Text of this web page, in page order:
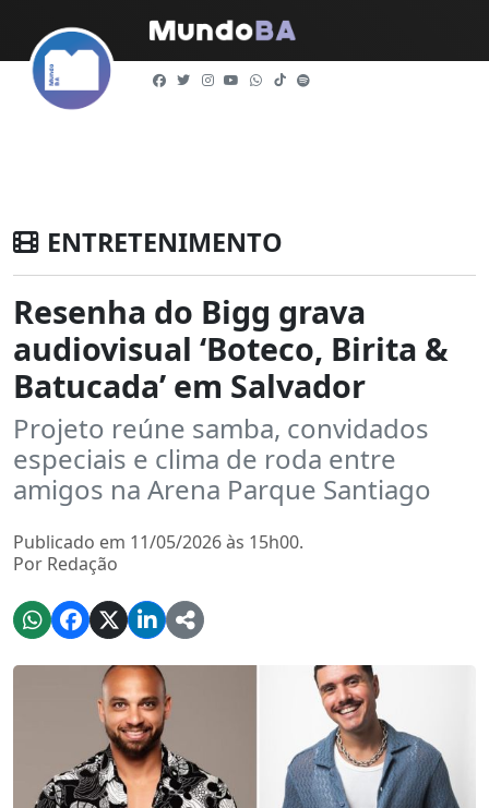
ENTRETENIMENTO
Resenha do Bigg grava
audiovisual ‘Boteco, Birita &
Batucada’ em Salvador
Projeto reúne samba, convidados
especiais e clima de roda entre
amigos na Arena Parque Santiago
Publicado em 11/05/2026 às 15h00.
Por Redação